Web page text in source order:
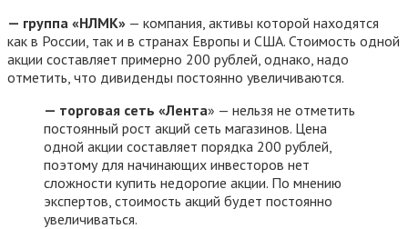
— группа «НЛМК» — компания, активы которой находятся
как в России, так и в странах Европы и США. Стоимость одной
акции составляет примерно 200 рублей, однако, надо
отметить, что дивиденды постоянно увеличиваются.
— торговая сеть «Лента» — нельзя не отметить
постоянный рост акций сеть магазинов. Цена
одной акции составляет порядка 200 рублей,
поэтому для начинающих инвесторов нет
сложности купить недорогие акции. По мнению
экспертов, стоимость акций будет постоянно
увеличиваться.